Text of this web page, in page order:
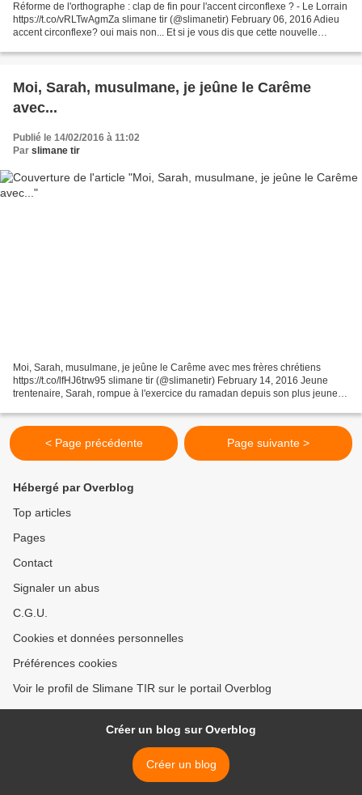
Réforme de l'orthographe : clap de fin pour l'accent circonflexe ? - Le Lorrain
https://t.co/vRLTwAgmZa slimane tir (@slimanetir) February 06, 2016 Adieu
accent circonflexe? oui mais non... Et si je vous dis que cette nouvelle
Moi, Sarah, musulmane, je jeûne le Carême
avec...
Publié le 14/02/2016 à 11:02
Par slimane tir
Moi, Sarah, musulmane, je jeûne le Carême avec mes frères chrétiens
https://t.co/lfHJ6trw95 slimane tir (@slimanetir) February 14, 2016 Jeune
trentenaire, Sarah, rompue à l'exercice du ramadan depuis son plus jeune
< Page précédente Page suivante >
Hébergé par Overblog
Top articles
Pages
Contact
Signaler un abus
C.G.U.
Cookies et données personnelles
Préférences cookies
Voir le profil de Slimane TIR sur le portail Overblog
Créer un blog sur Overblog
Créer un blog